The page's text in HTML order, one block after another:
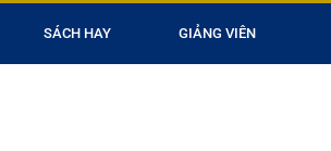
SÁCH HAY GIẢNG VIÊN